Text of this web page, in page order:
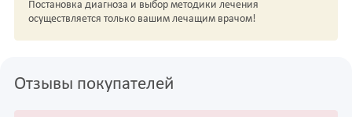
Постановка диагноза и выбор методики лечения
осуществляется только вашим лечащим врачом!
Отзывы покупателей